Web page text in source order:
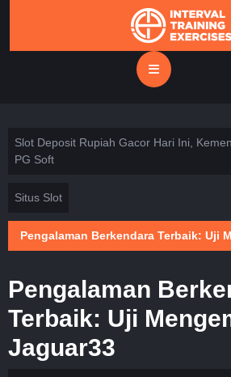
Open
Slot Deposit Rupiah Gacor Hari Ini,
PG Soft
Situs Slot
Pengalaman Berkendara Terbaik: Uji
Pengalaman
Terbaik: Uji
Jaguar33